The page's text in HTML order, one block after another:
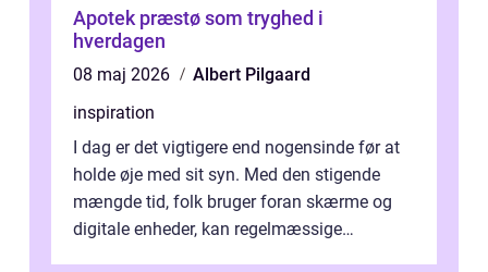
Apotek præstø som tryghed i
hverdagen
08 maj 2026
Albert Pilgaard
inspiration
I dag er det vigtigere end nogensinde før at
holde øje med sit syn. Med den stigende
mængde tid, folk bruger foran skærme og
digitale enheder, kan regelmæssige